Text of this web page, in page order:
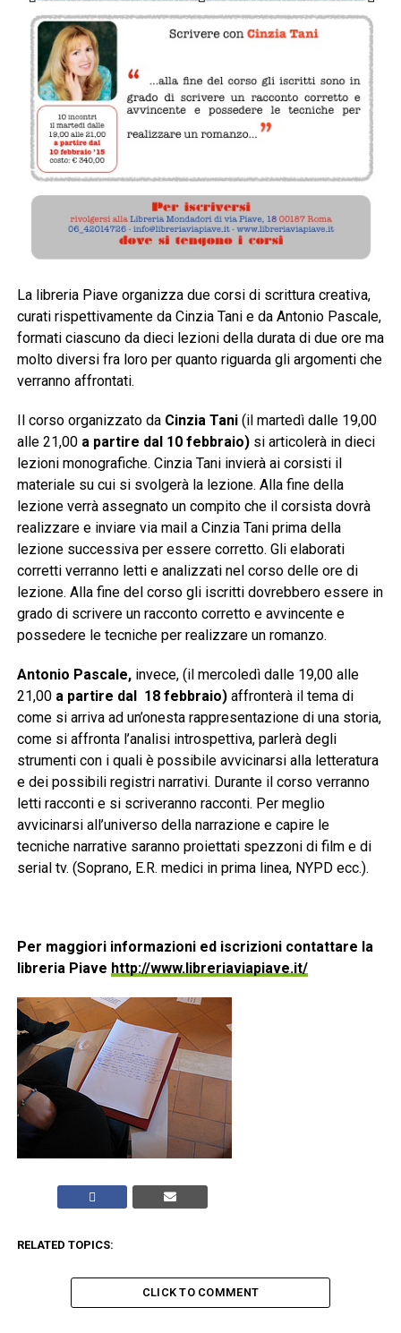
La libreria Piave organizza due corsi di scrittura creativa,
curati rispettivamente da Cinzia Tani e da Antonio Pascale,
formati ciascuno da dieci lezioni della durata di due ore ma
molto diversi fra loro per quanto riguarda gli argomenti che
verranno affrontati.
Il corso organizzato da Cinzia Tani(il martedì dalle 19,00
alle 21,00 a partire dal 10 febbraio) si articolerà in dieci
lezioni monografiche. Cinzia Tani invierà ai corsisti il
materiale su cui si svolgerà la lezione. Alla fine della
lezione verrà assegnato un compito che il corsista dovrà
realizzare e inviare via mail a Cinzia Tani prima della
lezione successiva per essere corretto. Gli elaborati
corretti verranno letti e analizzati nel corso delle ore di
lezione. Alla fine del corso gli iscritti dovrebbero essere in
grado di scrivere un racconto corretto e avvincente e
possedere le tecniche per realizzare un romanzo.
Antonio Pascale, invece, (il mercoledì dalle 19,00 alle
21,00 a partire dal 18 febbraio) affronterà il tema di
come si arriva ad un’onesta rappresentazione di una storia,
come si affronta l’analisi introspettiva, parlerà degli
strumenti con i quali è possibile avvicinarsi alla letteratura
e dei possibili registri narrativi. Durante il corso verranno
letti racconti e si scriveranno racconti. Per meglio
avvicinarsi all’universo della narrazione e capire le
tecniche narrative saranno proiettati spezzoni di film e di
serial tv. (Soprano, E.R. medici in prima linea, NYPD ecc.).
Per maggiori informazioni ed iscrizioni contattare la
libreria Piave http://www.libreriaviapiave.it/
RELATED TOPICS:
CLICK TO COMMENT